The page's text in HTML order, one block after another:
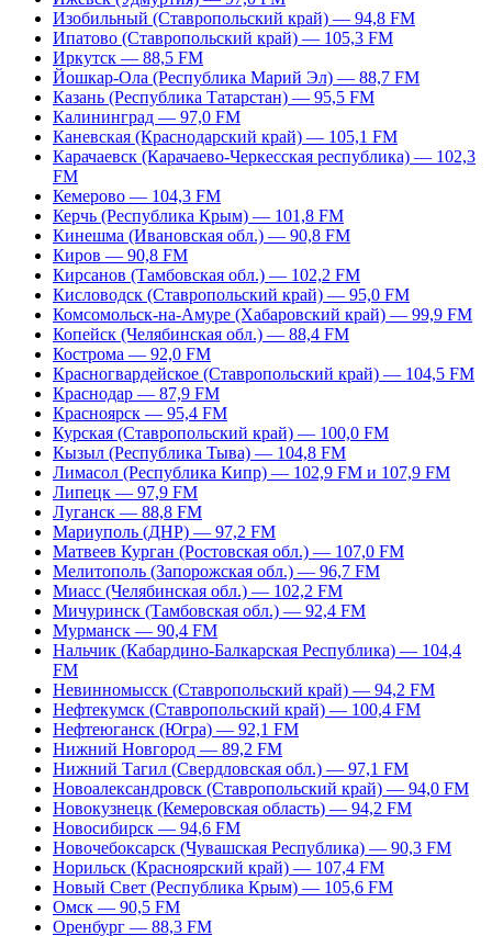
Изобильный (Ставропольский край) — 94,8 FM
Ипатово (Ставропольский край) — 105,3 FM
Иркутск — 88,5 FM
Йошкар-Ола (Республика Марий Эл) — 88,7 FM
Казань (Республика Татарстан) — 95,5 FM
Калининград — 97,0 FM
Каневская (Краснодарский край) — 105,1 FM
Карачаевск (Карачаево-Черкесская республика) — 102,3
FM
Кемерово — 104,3 FM
Керчь (Республика Крым) — 101,8 FM
Кинешма (Ивановская обл.) — 90,8 FM
Киров — 90,8 FM
Кирсанов (Тамбовская обл.) — 102,2 FM
Кисловодск (Ставропольский край) — 95,0 FM
Комсомольск-на-Амуре (Хабаровский край) — 99,9 FM
Копейск (Челябинская обл.) — 88,4 FM
Кострома — 92,0 FM
Красногвардейское (Ставропольский край) — 104,5 FM
Краснодар — 87,9 FM
Красноярск — 95,4 FM
Курская (Ставропольский край) — 100,0 FM
Кызыл (Республика Тыва) — 104,8 FM
Лимасол (Республика Кипр) — 102,9 FM и 107,9 FM
Липецк — 97,9 FM
Луганск — 88,8 FM
Мариуполь (ДНР) — 97,2 FM
Матвеев Курган (Ростовская обл.) — 107,0 FM
Мелитополь (Запорожская обл.) — 96,7 FM
Миасс (Челябинская обл.) — 102,2 FM
Мичуринск (Тамбовская обл.) — 92,4 FM
Мурманск — 90,4 FM
Нальчик (Кабардино-Балкарская Республика) — 104,4
FM
Невинномысск (Ставропольский край) — 94,2 FM
Нефтекумск (Ставропольский край) — 100,4 FM
Нефтеюганск (Югра) — 92,1 FM
Нижний Новгород — 89,2 FM
Нижний Тагил (Свердловская обл.) — 97,1 FM
Новоалександровск (Ставропольский край) — 94,0 FM
Новокузнецк (Кемеровская область) — 94,2 FM
Новосибирск — 94,6 FM
Новочебоксарск (Чувашская Республика) — 90,3 FM
Норильск (Красноярский край) — 107,4 FM
Новый Свет (Республика Крым) — 105,6 FM
Омск — 90,5 FM
Оренбург — 88,3 FM